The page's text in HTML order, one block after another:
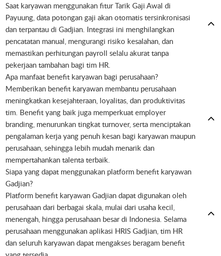
Saat karyawan menggunakan fitur Tarik Gaji Awal di
Payuung, data potongan gaji akan otomatis tersinkronisasi
dan terpantau di Gadjian. Integrasi ini menghilangkan
pencatatan manual, mengurangi risiko kesalahan, dan
memastikan perhitungan payroll selalu akurat tanpa
pekerjaan tambahan bagi tim HR.
Apa manfaat benefit karyawan bagi perusahaan?
Memberikan benefit karyawan membantu perusahaan
meningkatkan kesejahteraan, loyalitas, dan produktivitas
tim. Benefit yang baik juga memperkuat employer
branding, menurunkan tingkat turnover, serta menciptakan
pengalaman kerja yang penuh kesan bagi karyawan maupun
perusahaan, sehingga lebih mudah menarik dan
mempertahankan talenta terbaik.
Siapa yang dapat menggunakan platform benefit karyawan
Gadjian?
Platform benefit karyawan Gadjian dapat digunakan oleh
perusahaan dari berbagai skala, mulai dari usaha kecil,
menengah, hingga perusahaan besar di Indonesia. Selama
perusahaan menggunakan aplikasi HRIS Gadjian, tim HR
dan seluruh karyawan dapat mengakses beragam benefit